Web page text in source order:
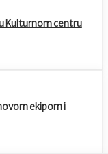
Kulturnom centru
ekipom i